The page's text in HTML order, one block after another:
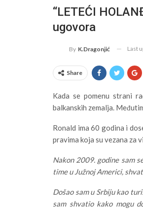
“LETEĆI
ugovora
By K.Dragonjić Last
Share
Kada se pomenu strani
balkanskih zemalja.
Ronald ima 60 godina i
pravima koja su vezana za
Nakon 2009. godine sam
time u Južnoj Americi,
Došao sam u Srbiju kao
sam shvatio kako mogu